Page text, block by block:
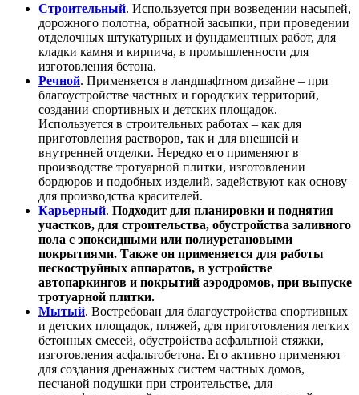
Строительный. Используется при возведении насыпей,
дорожного полотна, обратной засыпки, при проведении
отделочных штукатурных и фундаментных работ, для
кладки камня и кирпича, в промышленности для
изготовления бетона.
Речной. Применяется в ландшафтном дизайне – при
благоустройстве частных и городских территорий,
создании спортивных и детских площадок.
Используется в строительных работах – как для
приготовления растворов, так и для внешней и
внутренней отделки. Нередко его применяют в
производстве тротуарной плитки, изготовлении
бордюров и подобных изделий, задействуют как основу
для производства красителей.
Карьерный. Подходит для планировки и поднятия
участков, для строительства, обустройства заливного
пола с эпоксидными или полиуретановыми
покрытиями. Также он применяется для работы
пескоструйных аппаратов, в устройстве
автопаркингов и покрытий аэродромов, при выпуске
тротуарной плитки.
Мытый. Востребован для благоустройства спортивных
и детских площадок, пляжей, для приготовления легких
бетонных смесей, обустройства асфальтной стяжки,
изготовления асфальтобетона. Его активно применяют
для создания дренажных систем частных домов,
песчаной подушки при строительстве, для